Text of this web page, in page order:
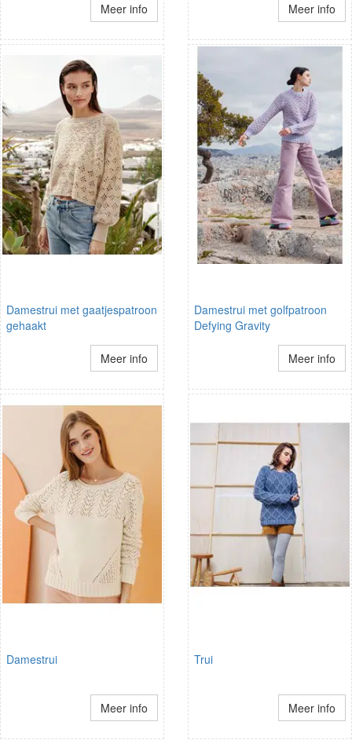
Meer info Meer info
Damestrui met gaatjespatroon
gehaakt
Meer info
Damestrui met golfpatroon
Defying Gravity
Meer info
Damestrui
Meer info
Trui
Meer info